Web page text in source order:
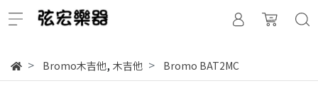
Bromo木吉他, 木吉他 Bromo BAT2MC